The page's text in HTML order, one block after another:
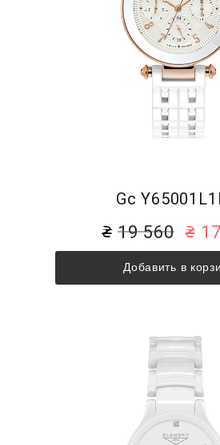
Gc
19 560
Добавить в